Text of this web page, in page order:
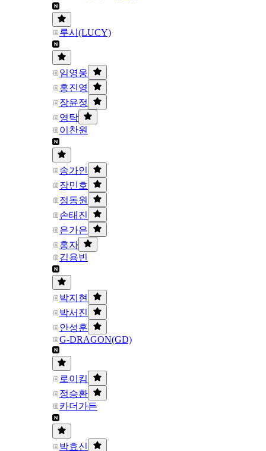
루시(LUCY)
임영웅
홍진영
장윤정
영탁
이찬원
송가인
장민호
정동원
손태진
은가은
홍자
김용빈
박지현
박서진
안성훈
G-DRAGON(GD)
로이킴
정승환
카더가든
박효신